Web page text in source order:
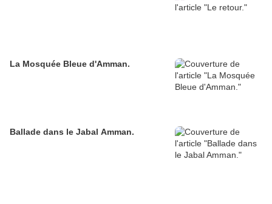
La Mosquée Bleue d'Amman.
Ballade dans le Jabal Amman.